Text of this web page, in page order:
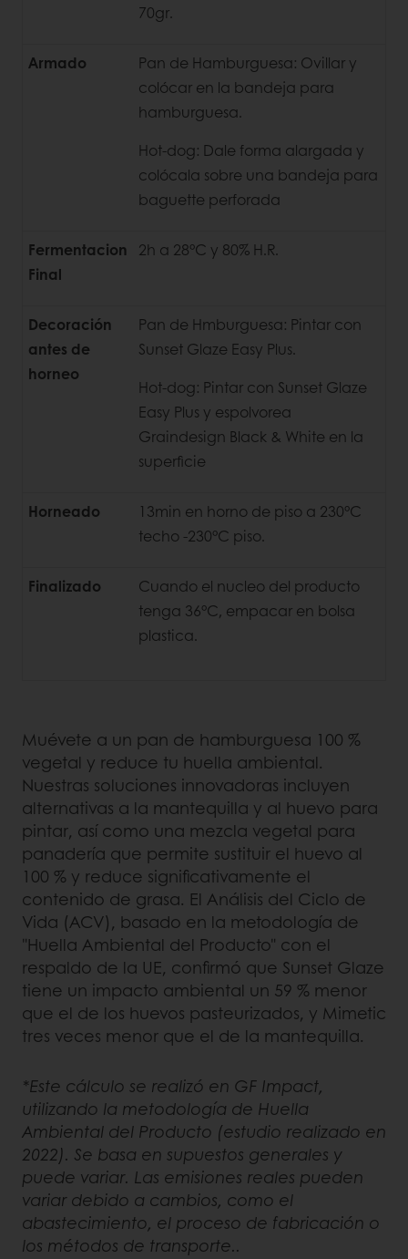
70gr.
Armado
Pan de Hamburguesa: Ovillar y
colócar en la bandeja para
hamburguesa.
Hot-dog: Dale forma alargada y
colócala sobre una bandeja para
baguette perforada
Fermentacion
Final
2h a 28°C y 80% H.R.
Decoración
antes de
horneo
Pan de Hmburguesa: Pintar con
Sunset Glaze Easy Plus.
Hot-dog: Pintar con Sunset Glaze
Easy Plus y espolvorea
Graindesign Black & White en la
superficie
Horneado
13min en horno de piso a 230°C
techo -230°C piso.
Finalizado
Cuando el nucleo del producto
tenga 36°C, empacar en bolsa
plastica.
Muévete a un pan de hamburguesa 100 %
vegetal y reduce tu huella ambiental.
Nuestras soluciones innovadoras incluyen
alternativas a la mantequilla y al huevo para
pintar, así como una mezcla vegetal para
panadería que permite sustituir el huevo al
100 % y reduce significativamente el
contenido de grasa. El Análisis del Ciclo de
Vida (ACV), basado en la metodología de
"Huella Ambiental del Producto" con el
respaldo de la UE, confirmó que Sunset Glaze
tiene un impacto ambiental un 59 % menor
que el de los huevos pasteurizados, y Mimetic
tres veces menor que el de la mantequilla.
*Este cálculo se realizó en GF Impact,
utilizando la metodología de Huella
Ambiental del Producto (estudio realizado en
2022). Se basa en supuestos generales y
puede variar. Las emisiones reales pueden
variar debido a cambios, como el
abastecimiento, el proceso de fabricación o
los métodos de transporte..